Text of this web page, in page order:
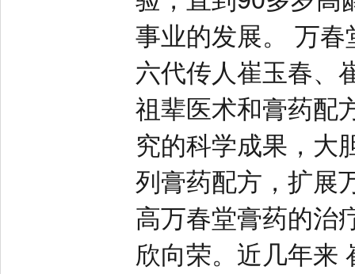
事业的发展。 万
六代传人崔玉春、
祖辈医术和膏药配
究的科学成果，大
列膏药配方，扩展
高万春堂膏药的治
欣向荣。近几年来